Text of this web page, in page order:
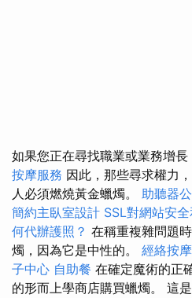
如果您正在尋找職業或業務增長
按摩服務 因此，那些尋求權力
人必須燃燒黃金蠟燭。 助聽器
簡約主臥室設計 SSL對網站安
何代辦護照？ 在稱重複雜問題
燭，因為它是中性的。 經絡按
子中心 自助餐 在確定魔術的正
的形而上學商店購買蠟燭。 這